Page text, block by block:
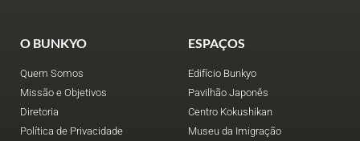
O BUNKYO
Quem Somos
Missão e Objetivos
Diretoria
Política de Privacidade
ESPAÇOS
Edifício Bunkyo
Pavilhão Japonês
Centro Kokushikan
Museu da Imigração